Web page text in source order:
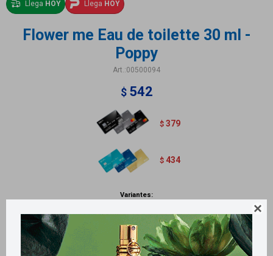

Llega HOY Llega HOY
Flower me Eau de toilette 30 ml -
Poppy
00500094
$ 542
$ 379
$ 434
Variantes: